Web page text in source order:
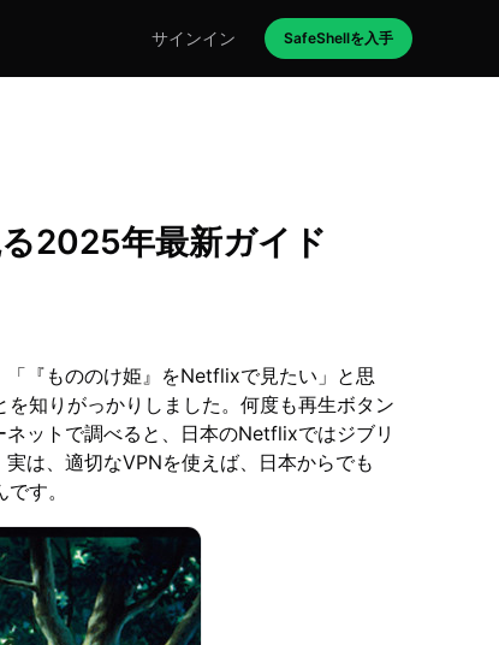
サインイン SafeShellを入手
2025年最新ガイド
『もののけ姫』をNetflixで見たい」と思
知りがっかりしました。何度も再生ボタン
ットで調べると、日本のNetflixではジブリ
は、適切なVPNを使えば、日本からでも
す。